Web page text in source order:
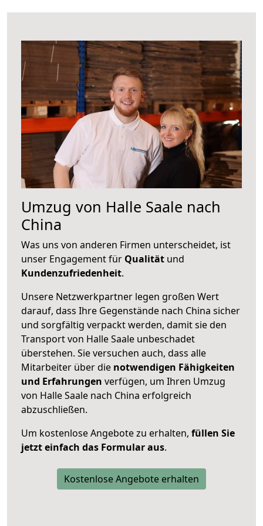
Umzug von Halle Saale nach
China
Was uns von anderen Firmen unterscheidet, ist
unser Engagement für Qualität und
Kundenzufriedenheit.
Unsere Netzwerkpartner legen großen Wert
darauf, dass Ihre Gegenstände nach China sicher
und sorgfältig verpackt werden, damit sie den
Transport von Halle Saale unbeschadet
überstehen. Sie versuchen auch, dass alle
Mitarbeiter über die notwendigen Fähigkeiten
und Erfahrungen verfügen, um Ihren Umzug
von Halle Saale nach China erfolgreich
abzuschließen.
Um kostenlose Angebote zu erhalten, füllen Sie
jetzt einfach das Formular aus.
Kostenlose Angebote erhalten